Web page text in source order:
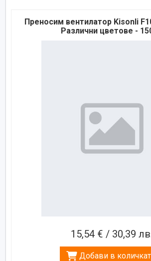
Преносим вентилатор Kisonli
Различни цветове -
15,54 € / 30,39
Добави в